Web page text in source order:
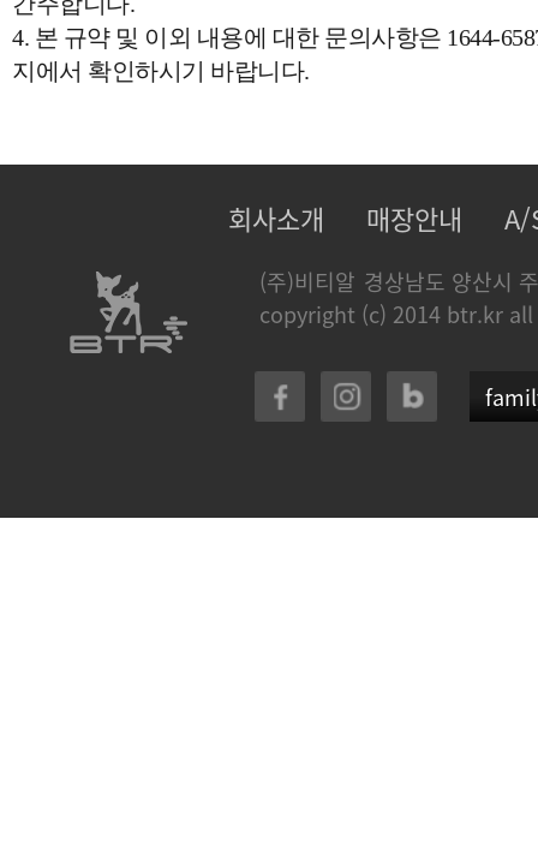
4. 본 규약 및 이외 내용에 대한 문의사항은 1644-
지에서 확인하시기 바랍니다.
회사소개 매장안내 A/
(주)비티알 경상남도 양산시
copyright (c) 2014 btr.kr